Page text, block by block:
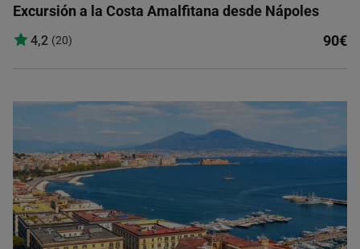
Excursión a la Costa Amalfitana desde Nápoles
4,2 (20) 90€